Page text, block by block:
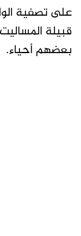
على تصفية
بعضهم أحياء.